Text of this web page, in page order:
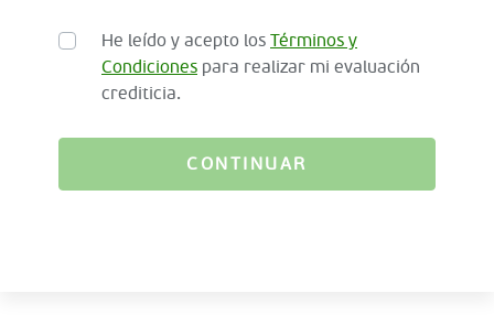
He leído y acepto los Términos y
Condiciones para realizar mi evaluación
crediticia.
CONTINUAR